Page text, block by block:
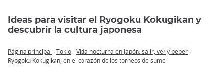
Ideas para visitar el Ryogoku Kokugikan y
descubrir la cultura japonesa
Breadcrumb
Página principal Tokio
Vida nocturna en Japón: salir, ver y beber
Ryogoku Kokugikan, en el corazón de los torneos de sumo